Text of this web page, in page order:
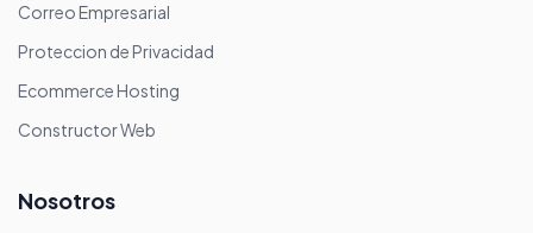
Correo Empresarial
Proteccion de Privacidad
Ecommerce Hosting
Constructor Web
Nosotros